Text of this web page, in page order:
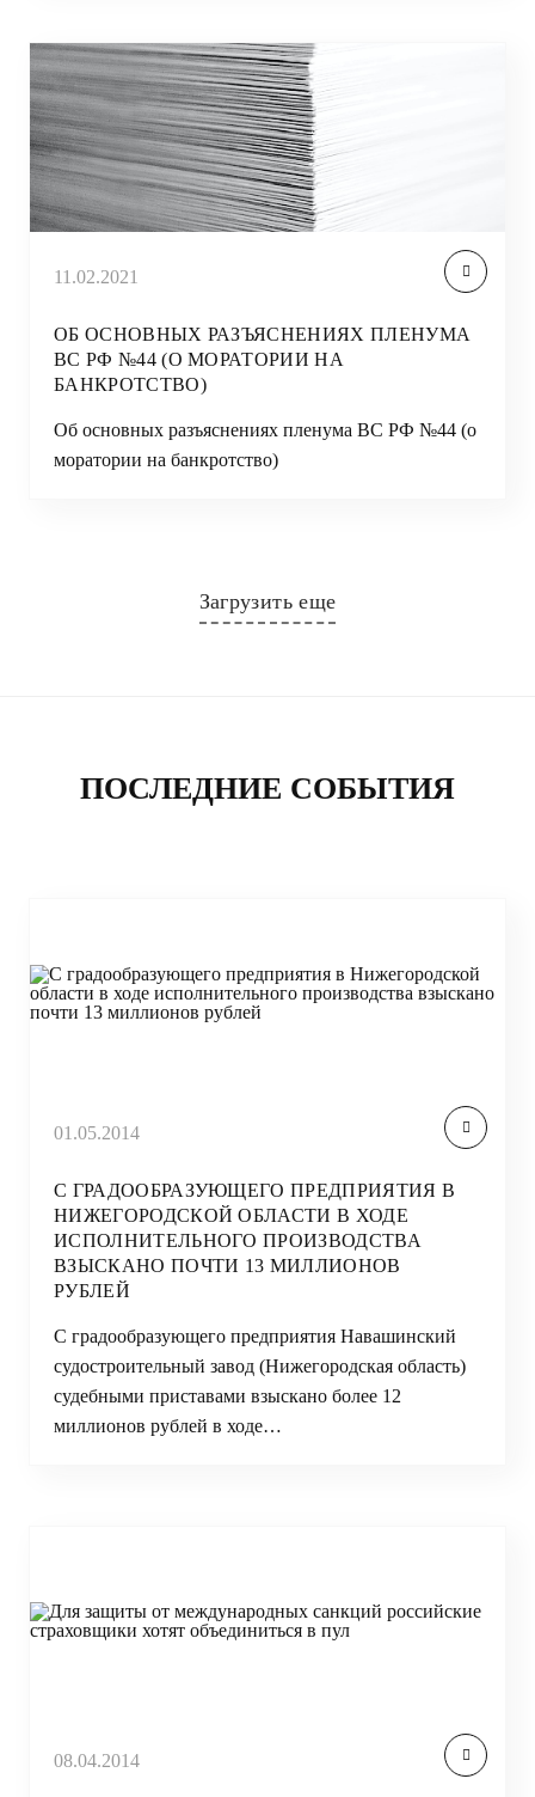
11.02.2021
ОБ ОСНОВНЫХ РАЗЪЯСНЕНИЯХ ПЛЕНУМА
ВС РФ №44 (О МОРАТОРИИ НА
БАНКРОТСТВО)
Об основных разъяснениях пленума ВС РФ №44 (о
моратории на банкротство)
Загрузить еще
ПОСЛЕДНИЕ СОБЫТИЯ
01.05.2014
С ГРАДООБРАЗУЮЩЕГО ПРЕДПРИЯТИЯ В
НИЖЕГОРОДСКОЙ ОБЛАСТИ В ХОДЕ
ИСПОЛНИТЕЛЬНОГО ПРОИЗВОДСТВА
ВЗЫСКАНО ПОЧТИ 13 МИЛЛИОНОВ
РУБЛЕЙ
С градообразующего предприятия Навашинский
судостроительный завод (Нижегородская область)
судебными приставами взыскано более 12
миллионов рублей в ходе…
08.04.2014